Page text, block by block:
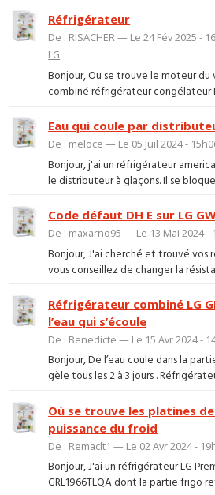
Réfrigérateur
De : RISACHER — Le 24 Fév 2025 -
LG
Bonjour, Ou se trouve le moteur
combiné réfrigérateur congélateur
Eau qui coule par
De : meloce — Le 05 Juil 2024 -
Bonjour, j'ai un réfrigérateur
le distributeur à glaçons. Il se bloque
Code défaut DH E sur LG
De : maxarno95 — Le 13 Mai 2024
Bonjour, J'ai cherché et trouvé vos
vous conseillez de changer la
Réfrigérateur combiné LG
l’eau qui s’écoule
De : Benedicte — Le 15 Avr 2024 -
Bonjour, De l’eau coule dans la
gèle tous les 2 à 3 jours .
Où se trouve les platines
puissance du froid
De : Remaclt1 — Le 02 Avr 2024 -
Bonjour, J'ai un réfrigérateur LG
GRL1966TLQA dont la partie frigo